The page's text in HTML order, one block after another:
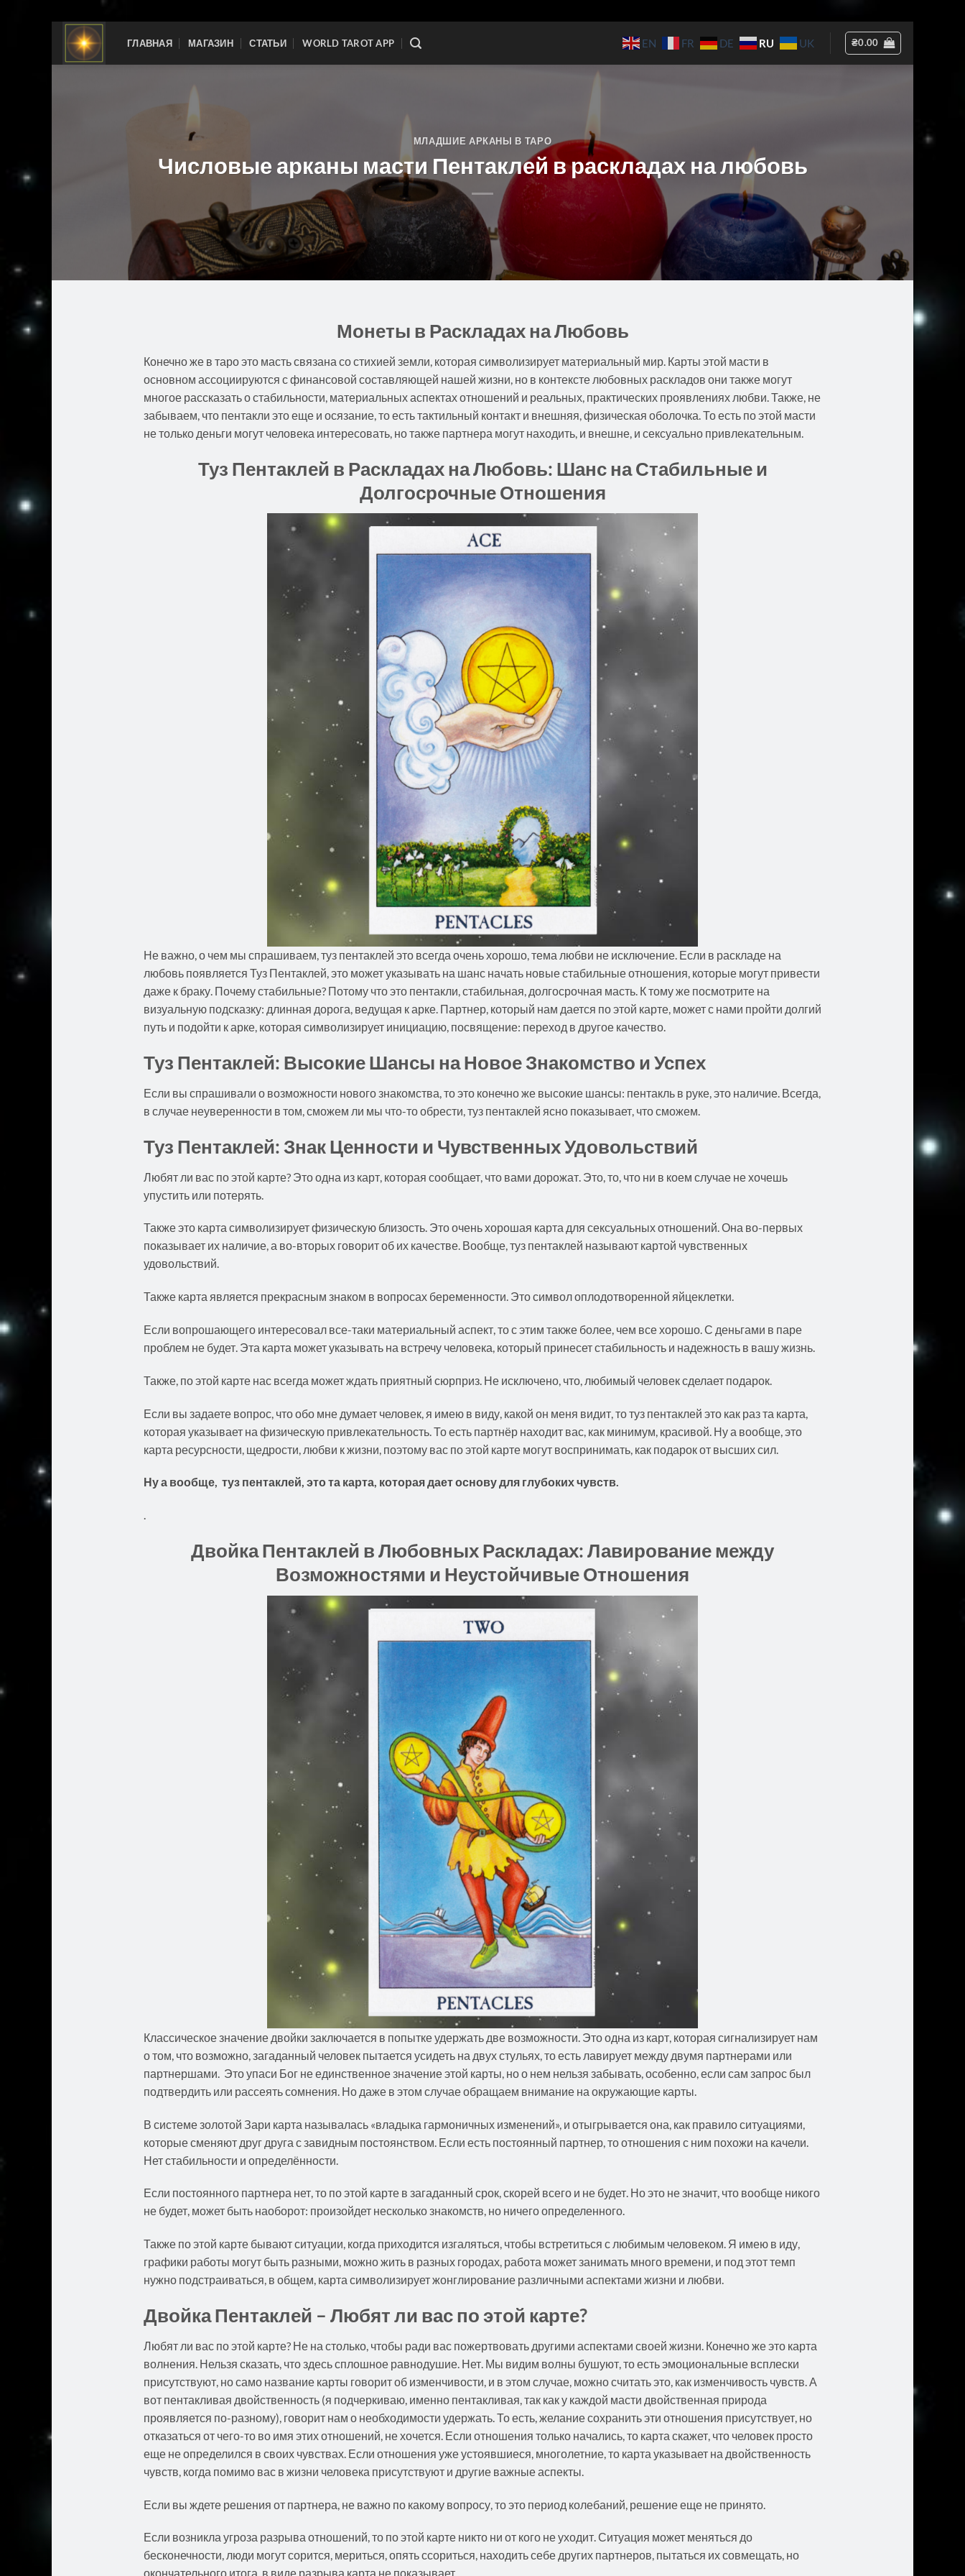
Skip
content
ГЛАВНАЯ МАГАЗИН СТАТЬИ WORLD TAROT APP EN FR DE RU UK ₴0.00
МЛАДШИЕ АРКАНЫ В ТАРО
Числовые арканы масти Пентаклей в раскладах на любовь
Монеты в Раскладах на Любовь
Конечно же в таро это масть связана со стихией земли, которая символизирует материальный мир. Карты этой масти в
основном ассоциируются с финансовой составляющей нашей жизни, но в контексте любовных раскладов они также могут
многое рассказать о стабильности, материальных аспектах отношений и реальных, практических проявлениях любви. Также, не
забываем, что пентакли это еще и осязание, то есть тактильный контакт и внешняя, физическая оболочка. То есть по этой масти
не только деньги могут человека интересовать, но также партнера могут находить, и внешне, и сексуально привлекательным.
Туз Пентаклей в Раскладах на Любовь: Шанс на Стабильные и
Долгосрочные Отношения
Не важно, о чем мы спрашиваем, туз пентаклей это всегда очень хорошо, тема любви не исключение. Если в раскладе на
любовь появляется Туз Пентаклей, это может указывать на шанс начать новые стабильные отношения, которые могут привести
даже к браку. Почему стабильные? Потому что это пентакли, стабильная, долгосрочная масть. К тому же посмотрите на
визуальную подсказку: длинная дорога, ведущая к арке. Партнер, который нам дается по этой карте, может с нами пройти долгий
путь и подойти к арке, которая символизирует инициацию, посвящение: переход в другое качество.
Туз Пентаклей: Высокие Шансы на Новое Знакомство и Успех
Если вы спрашивали о возможности нового знакомства, то это конечно же высокие шансы: пентакль в руке, это наличие. Всегда,
в случае неуверенности в том, сможем ли мы что-то обрести, туз пентаклей ясно показывает, что сможем.
Туз Пентаклей: Знак Ценности и Чувственных Удовольствий
Любят ли вас по этой карте? Это одна из карт, которая сообщает, что вами дорожат. Это, то, что ни в коем случае не хочешь
упустить или потерять.
Также это карта символизирует физическую близость. Это очень хорошая карта для сексуальных отношений. Она во-первых
показывает их наличие, а во-вторых говорит об их качестве. Вообще, туз пентаклей называют картой чувственных
удовольствий.
Также карта является прекрасным знаком в вопросах беременности. Это символ оплодотворенной яйцеклетки.
Если вопрошающего интересовал все-таки материальный аспект, то с этим также более, чем все хорошо. С деньгами в паре
проблем не будет. Эта карта может указывать на встречу человека, который принесет стабильность и надежность в вашу жизнь.
Также, по этой карте нас всегда может ждать приятный сюрприз. Не исключено, что, любимый человек сделает подарок.
Если вы задаете вопрос, что обо мне думает человек, я имею в виду, какой он меня видит, то туз пентаклей это как раз та карта,
которая указывает на физическую привлекательность. То есть партнёр находит вас, как минимум, красивой. Ну а вообще, это
карта ресурсности, щедрости, любви к жизни, поэтому вас по этой карте могут воспринимать, как подарок от высших сил.
Ну а вообще, туз пентаклей, это та карта, которая дает основу для глубоких чувств.
.
Двойка Пентаклей в Любовных Раскладах: Лавирование между
Возможностями и Неустойчивые Отношения
Классическое значение двойки заключается в попытке удержать две возможности. Это одна из карт, которая сигнализирует нам
о том, что возможно, загаданный человек пытается усидеть на двух стульях, то есть лавирует между двумя партнерами или
партнершами. Это упаси Бог не единственное значение этой карты, но о нем нельзя забывать, особенно, если сам запрос был
подтвердить или рассеять сомнения. Но даже в этом случае обращаем внимание на окружающие карты.
В системе золотой Зари карта называлась «владыка гармоничных изменений», и отыгрывается она, как правило ситуациями,
которые сменяют друг друга с завидным постоянством. Если есть постоянный партнер, то отношения с ним похожи на качели.
Нет стабильности и определённости.
Если постоянного партнера нет, то по этой карте в загаданный срок, скорей всего и не будет. Но это не значит, что вообще никого
не будет, может быть наоборот: произойдет несколько знакомств, но ничего определенного.
Также по этой карте бывают ситуации, когда приходится изгаляться, чтобы встретиться с любимым человеком. Я имею в иду,
графики работы могут быть разными, можно жить в разных городах, работа может занимать много времени, и под этот темп
нужно подстраиваться, в общем, карта символизирует жонглирование различными аспектами жизни и любви.
Двойка Пентаклей – Любят ли вас по этой карте?
Любят ли вас по этой карте? Не на столько, чтобы ради вас пожертвовать другими аспектами своей жизни. Конечно же это карта
волнения. Нельзя сказать, что здесь сплошное равнодушие. Нет. Мы видим волны бушуют, то есть эмоциональные всплески
присутствуют, но само название карты говорит об изменчивости, и в этом случае, можно считать это, как изменчивость чувств. А
вот пентакливая двойственность (я подчеркиваю, именно пентакливая, так как у каждой масти двойственная природа
проявляется по-разному), говорит нам о необходимости удержать. То есть, желание сохранить эти отношения присутствует, но
отказаться от чего-то во имя этих отношений, не хочется. Если отношения только начались, то карта скажет, что человек просто
еще не определился в своих чувствах. Если отношения уже устоявшиеся, многолетние, то карта указывает на двойственность
чувств, когда помимо вас в жизни человека присутствуют и другие важные аспекты.
Если вы ждете решения от партнера, не важно по какому вопросу, то это период колебаний, решение еще не принято.
Если возникла угроза разрыва отношений, то по этой карте никто ни от кого не уходит. Ситуация может меняться до
бесконечности, люди могут сорится, мериться, опять ссориться, находить себе других партнеров, пытаться их совмещать, но
окончательного итога, в виде разрыва карта не показывает.